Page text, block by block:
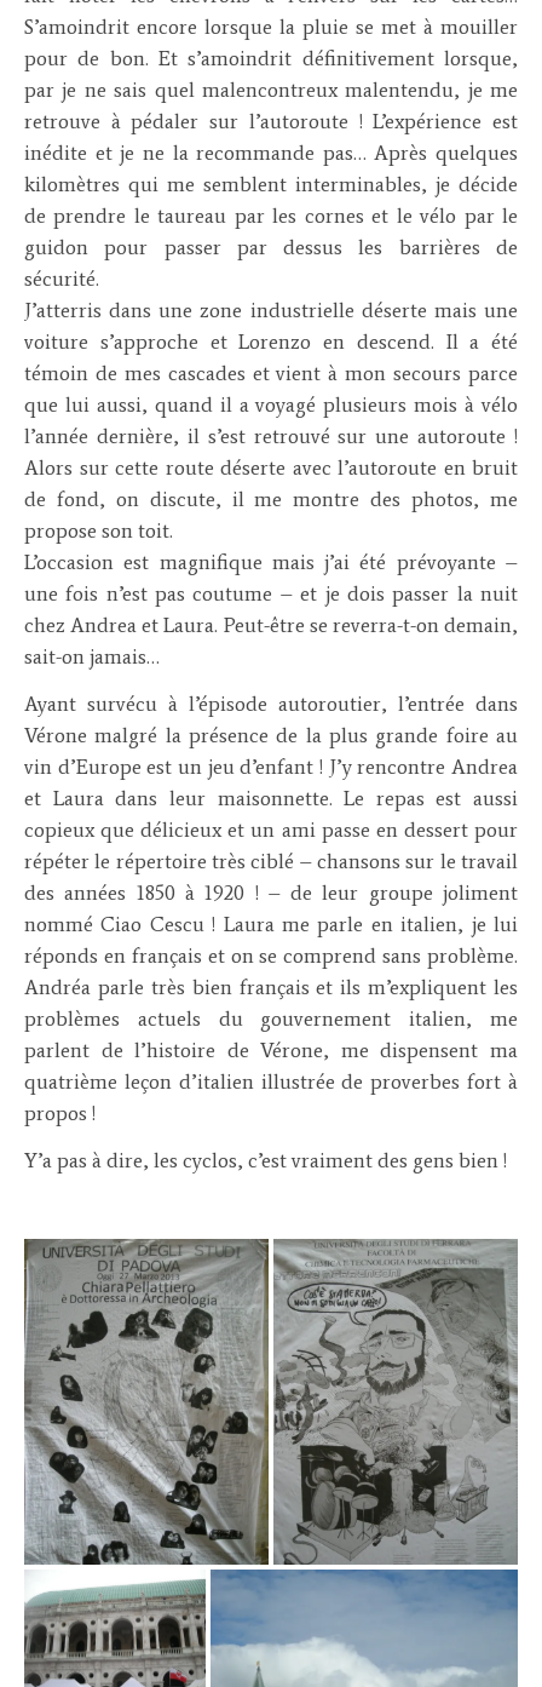
S’amoindrit encore lorsque la pluie se met à mouiller
pour de bon. Et s’amoindrit définitivement lorsque,
par je ne sais quel malencontreux malentendu, je me
retrouve à pédaler sur l’autoroute ! L’expérience est
inédite et je ne la recommande pas… Après quelques
kilomètres qui me semblent interminables, je décide
de prendre le taureau par les cornes et le vélo par le
guidon pour passer par dessus les barrières de
sécurité.
J’atterris dans une zone industrielle déserte mais une
voiture s’approche et Lorenzo en descend. Il a été
témoin de mes cascades et vient à mon secours parce
que lui aussi, quand il a voyagé plusieurs mois à vélo
l’année dernière, il s’est retrouvé sur une autoroute !
Alors sur cette route déserte avec l’autoroute en bruit
de fond, on discute, il me montre des photos, me
propose son toit.
L’occasion est magnifique mais j’ai été prévoyante –
une fois n’est pas coutume – et je dois passer la nuit
chez Andrea et Laura. Peut-être se reverra-t-on demain,
sait-on jamais…
Ayant survécu à l’épisode autoroutier, l’entrée dans
Vérone malgré la présence de la plus grande foire au
vin d’Europe est un jeu d’enfant ! J’y rencontre Andrea
et Laura dans leur maisonnette. Le repas est aussi
copieux que délicieux et un ami passe en dessert pour
répéter le répertoire très ciblé – chansons sur le travail
des années 1850 à 1920 ! – de leur groupe joliment
nommé Ciao Cescu ! Laura me parle en italien, je lui
réponds en français et on se comprend sans problème.
Andréa parle très bien français et ils m’expliquent les
problèmes actuels du gouvernement italien, me
parlent de l’histoire de Vérone, me dispensent ma
quatrième leçon d’italien illustrée de proverbes fort à
propos !
Y’a pas à dire, les cyclos, c’est vraiment des gens bien !